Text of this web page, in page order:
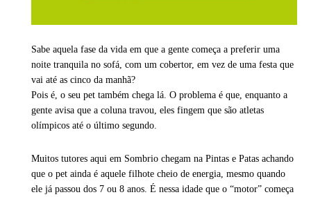
Sabe aquela fase da vida em que a gente começa a preferir uma
noite tranquila no sofá, com um cobertor, em vez de uma festa que
vai até as cinco da manhã?
Pois é, o seu pet também chega lá. O problema é que, enquanto a
gente avisa que a coluna travou, eles fingem que são atletas
olímpicos até o último segundo.
Muitos tutores aqui em Sombrio chegam na Pintas e Patas achando
que o pet ainda é aquele filhote cheio de energia, mesmo quando
ele já passou dos 7 ou 8 anos. É nessa idade que o “motor” começa